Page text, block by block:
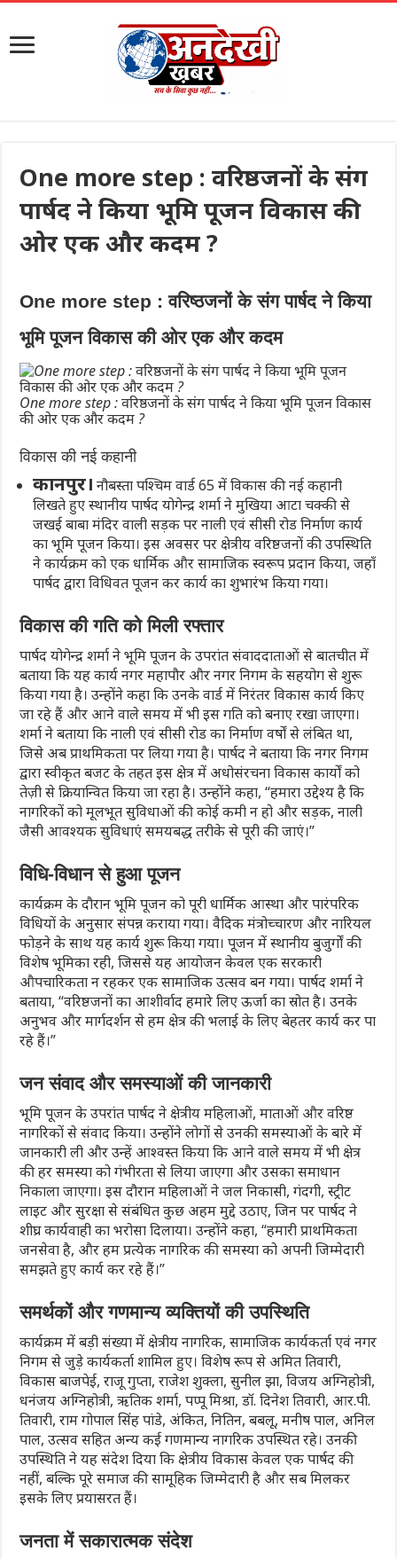
One more step : वरिष्ठजनों के संग
पार्षद ने किया भूमि पूजन विकास की
ओर एक और कदम ?
One more step : वरिष्ठजनों के संग पार्षद ने किया
भूमि पूजन विकास की ओर एक और कदम
One more step : वरिष्ठजनों के संग पार्षद ने किया भूमि पूजन विकास
की ओर एक और कदम ?
विकास की नई कहानी
कानपुर। नौबस्ता पश्चिम वार्ड 65 में विकास की नई कहानी
लिखते हुए स्थानीय पार्षद योगेन्द्र शर्मा ने मुखिया आटा चक्की से
जखई बाबा मंदिर वाली सड़क पर नाली एवं सीसी रोड निर्माण कार्य
का भूमि पूजन किया। इस अवसर पर क्षेत्रीय वरिष्ठजनों की उपस्थिति
ने कार्यक्रम को एक धार्मिक और सामाजिक स्वरूप प्रदान किया, जहाँ
पार्षद द्वारा विधिवत पूजन कर कार्य का शुभारंभ किया गया।
विकास की गति को मिली रफ्तार
पार्षद योगेन्द्र शर्मा ने भूमि पूजन के उपरांत संवाददाताओं से बातचीत में
बताया कि यह कार्य नगर महापौर और नगर निगम के सहयोग से शुरू
किया गया है। उन्होंने कहा कि उनके वार्ड में निरंतर विकास कार्य किए
जा रहे हैं और आने वाले समय में भी इस गति को बनाए रखा जाएगा।
शर्मा ने बताया कि नाली एवं सीसी रोड का निर्माण वर्षों से लंबित था,
जिसे अब प्राथमिकता पर लिया गया है। पार्षद ने बताया कि नगर निगम
द्वारा स्वीकृत बजट के तहत इस क्षेत्र में अधोसंरचना विकास कार्यों को
तेज़ी से क्रियान्वित किया जा रहा है। उन्होंने कहा, “हमारा उद्देश्य है कि
नागरिकों को मूलभूत सुविधाओं की कोई कमी न हो और सड़क, नाली
जैसी आवश्यक सुविधाएं समयबद्ध तरीके से पूरी की जाएं।”
विधि-विधान से हुआ पूजन
कार्यक्रम के दौरान भूमि पूजन को पूरी धार्मिक आस्था और पारंपरिक
विधियों के अनुसार संपन्न कराया गया। वैदिक मंत्रोच्चारण और नारियल
फोड़ने के साथ यह कार्य शुरू किया गया। पूजन में स्थानीय बुजुर्गों की
विशेष भूमिका रही, जिससे यह आयोजन केवल एक सरकारी
औपचारिकता न रहकर एक सामाजिक उत्सव बन गया। पार्षद शर्मा ने
बताया, “वरिष्ठजनों का आशीर्वाद हमारे लिए ऊर्जा का स्रोत है। उनके
अनुभव और मार्गदर्शन से हम क्षेत्र की भलाई के लिए बेहतर कार्य कर पा
रहे हैं।”
जन संवाद और समस्याओं की जानकारी
भूमि पूजन के उपरांत पार्षद ने क्षेत्रीय महिलाओं, माताओं और वरिष्ठ
नागरिकों से संवाद किया। उन्होंने लोगों से उनकी समस्याओं के बारे में
जानकारी ली और उन्हें आश्वस्त किया कि आने वाले समय में भी क्षेत्र
की हर समस्या को गंभीरता से लिया जाएगा और उसका समाधान
निकाला जाएगा। इस दौरान महिलाओं ने जल निकासी, गंदगी, स्ट्रीट
लाइट और सुरक्षा से संबंधित कुछ अहम मुद्दे उठाए, जिन पर पार्षद ने
शीघ्र कार्यवाही का भरोसा दिलाया। उन्होंने कहा, “हमारी प्राथमिकता
जनसेवा है, और हम प्रत्येक नागरिक की समस्या को अपनी जिम्मेदारी
समझते हुए कार्य कर रहे हैं।”
समर्थकों और गणमान्य व्यक्तियों की उपस्थिति
कार्यक्रम में बड़ी संख्या में क्षेत्रीय नागरिक, सामाजिक कार्यकर्ता एवं नगर
निगम से जुड़े कार्यकर्ता शामिल हुए। विशेष रूप से अमित तिवारी,
विकास बाजपेई, राजू गुप्ता, राजेश शुक्ला, सुनील झा, विजय अग्निहोत्री,
धनंजय अग्निहोत्री, ऋतिक शर्मा, पप्पू मिश्रा, डॉ. दिनेश तिवारी, आर.पी.
तिवारी, राम गोपाल सिंह पांडे, अंकित, नितिन, बबलू, मनीष पाल, अनिल
पाल, उत्सव सहित अन्य कई गणमान्य नागरिक उपस्थित रहे। उनकी
उपस्थिति ने यह संदेश दिया कि क्षेत्रीय विकास केवल एक पार्षद की
नहीं, बल्कि पूरे समाज की सामूहिक जिम्मेदारी है और सब मिलकर
इसके लिए प्रयासरत हैं।
जनता में सकारात्मक संदेश